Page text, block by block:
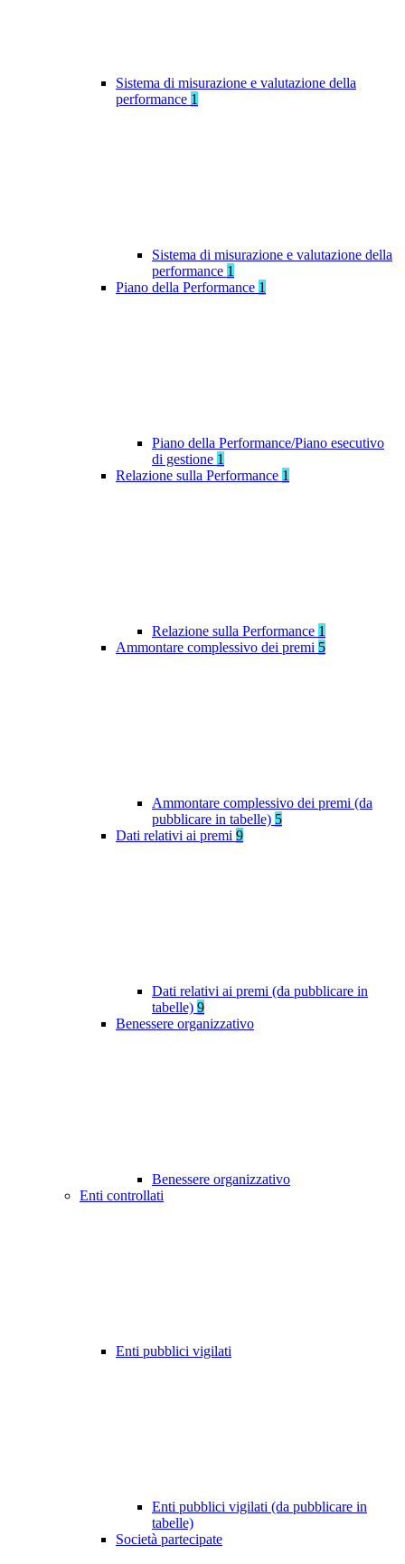
Sistema di misurazione e valutazione della
performance 1
Sistema di misurazione e valutazione della
performance 1
Piano della Performance 1
Piano della Performance/Piano esecutivo
di gestione 1
Relazione sulla Performance 1
Relazione sulla Performance 1
Ammontare complessivo dei premi 5
Ammontare complessivo dei premi (da
pubblicare in tabelle) 5
Dati relativi ai premi 9
Dati relativi ai premi (da pubblicare in
tabelle) 9
Benessere organizzativo
Benessere organizzativo
Enti controllati
Enti pubblici vigilati
Enti pubblici vigilati (da pubblicare in
tabelle)
Società partecipate